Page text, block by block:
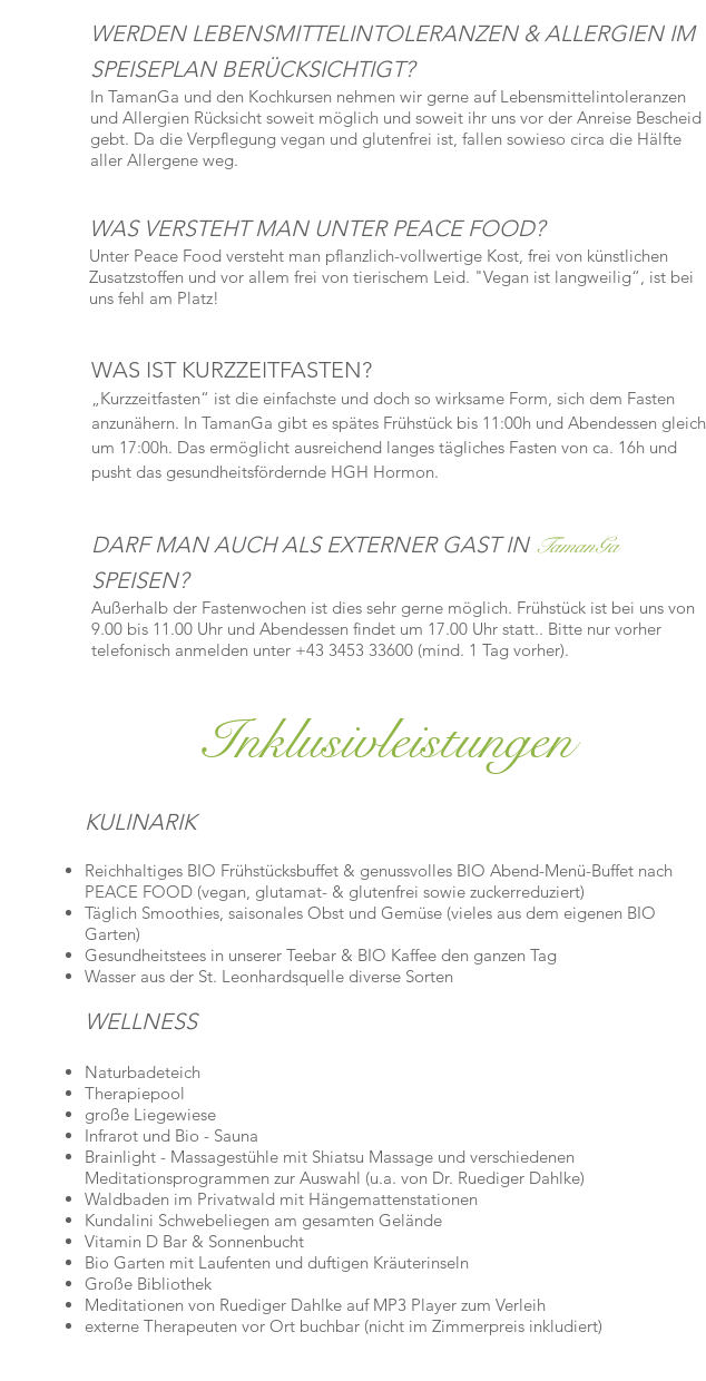
WERDEN LEBENSMITTELINTOLERANZEN & ALLERGIEN IM
SPEISEPLAN BERÜCKSICHTIGT?
In TamanGa und den Kochkursen nehmen wir gerne auf Lebensmittelintoleranzen
und Allergien Rücksicht soweit möglich und soweit ihr uns vor der Anreise Bescheid
gebt. Da die Verpflegung vegan und glutenfrei ist, fallen sowieso circa die Hälfte
aller Allergene weg.
WAS VERSTEHT MAN UNTER PEACE FOOD?
Unter Peace Food versteht man pflanzlich-vollwertige Kost, frei von künstlichen
Zusatzstoffen und vor allem frei von tierischem Leid. "Vegan ist langweilig“, ist bei
uns fehl am Platz!
WAS IST KURZZEITFASTEN?
„Kurzzeitfasten“ ist die einfachste und doch so wirksame Form, sich dem Fasten
anzunähern. In TamanGa gibt es spätes Frühstück bis 11:00h und Abendessen gleich
um 17:00h. Das ermöglicht ausreichend langes tägliches Fasten von ca. 16h und
pusht das gesundheitsfördernde HGH Hormon.
DARF MAN AUCH ALS EXTERNER GAST IN TamanGa
SPEISEN?
Außerhalb der Fastenwochen ist dies sehr gerne möglich. Frühstück ist bei uns von
9.00 bis 11.00 Uhr und Abendessen findet um 17.00 Uhr statt.. Bitte nur vorher
telefonisch anmelden unter +43 3453 33600 (mind. 1 Tag vorher).
Inklusivleistungen
KULINARIK
Reichhaltiges BIO Frühstücksbuffet & genussvolles BIO Abend-Menü-Buffet nach
PEACE FOOD (vegan, glutamat- & glutenfrei sowie zuckerreduziert)
Täglich Smoothies, saisonales Obst und Gemüse (vieles aus dem eigenen BIO
Garten)
Gesundheitstees in unserer Teebar & BIO Kaffee den ganzen Tag
Wasser aus der St. Leonhardsquelle diverse Sorten
WELLNESS
Naturbadeteich
Therapiepool
große Liegewiese
Infrarot und Bio - Sauna
Brainlight - Massagestühle mit Shiatsu Massage und verschiedenen
Meditationsprogrammen zur Auswahl (u.a. von Dr. Ruediger Dahlke)
Waldbaden im Privatwald mit Hängemattenstationen
Kundalini Schwebeliegen am gesamten Gelände
Vitamin D Bar & Sonnenbucht
Bio Garten mit Laufenten und duftigen Kräuterinseln
Große Bibliothek
Meditationen von Ruediger Dahlke auf MP3 Player zum Verleih
externe Therapeuten vor Ort buchbar (nicht im Zimmerpreis inkludiert)